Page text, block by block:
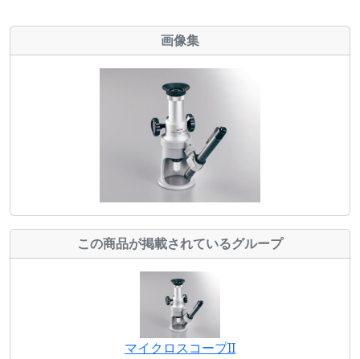
画像集
この商品が掲載されているグループ
マイクロスコープII